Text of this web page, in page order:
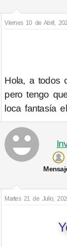
Viernes 10 de Abril,
Hola, a todos
pero tengo
loca fantasía
Martes 21 de Julio,